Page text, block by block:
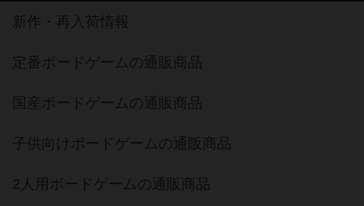
新作・再入荷情報
定番ボードゲームの通販商品
国産ボードゲームの通販商品
子供向けボードゲームの通販商品
2人用ボードゲームの通販商品